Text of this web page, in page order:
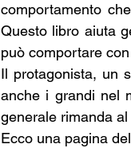
comportamento
Questo libro aiuta
può comportare
Il protagonista, un
anche i grandi nel
generale rimanda al
Ecco una pagina